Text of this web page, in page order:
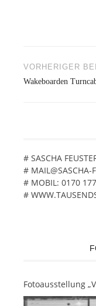
VORHERIGER
Wakeboarden
# SASCHA
# MAIL@SASCHA-
# MOBIL: 0170
#
Fotoausstellung